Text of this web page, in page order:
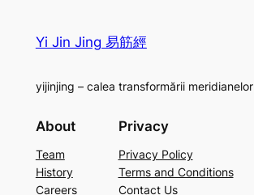
Yi Jin Jing 易筋經
yijinjing – calea transformării meridianelor
About
Team
History
Careers
Privacy
Privacy Policy
Terms and Conditions
Contact Us